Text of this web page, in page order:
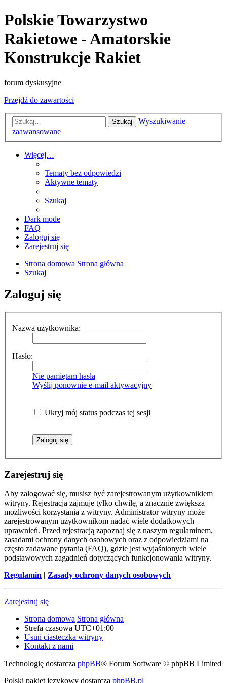
Polskie Towarzystwo
Rakietowe - Amatorskie
Konstrukcje Rakiet
forum dyskusyjne
Przejdź do zawartości
Szukaj
Wyszukiwanie
zaawansowane
Więcej…
Tematy bez odpowiedzi
Aktywne tematy
Szukaj
Dark mode
FAQ
Zaloguj się
Zarejestruj się
Strona domowa Strona główna
Szukaj
Zaloguj się
Nazwa użytkownika:
Hasło:
Nie pamiętam hasła
Wyślij ponownie e-mail aktywacyjny
Ukryj mój status podczas tej sesji
Zarejestruj się
Aby zalogować się, musisz być zarejestrowanym użytkownikiem
witryny. Rejestracja zajmuje tylko chwilę, a znacznie zwiększa
możliwości korzystania z witryny. Administrator witryny może
zarejestrowanym użytkownikom nadać wiele dodatkowych
uprawnień. Przed rejestracją zapoznaj się z naszym regulaminem,
zasadami ochrony danych osobowych oraz z odpowiedziami na
często zadawane pytania (FAQ), gdzie jest wyjaśnionych wiele
podstawowych zagadnień dotyczących funkcjonowania witryny.
Regulamin | Zasady ochrony danych osobowych
Zarejestruj się
Strona domowa Strona główna
Strefa czasowa UTC+01:00
Usuń ciasteczka witryny
Kontakt z nami
Technologię dostarcza phpBB® Forum Software © phpBB Limited
Polski pakiet językowy dostarcza phpBB.pl